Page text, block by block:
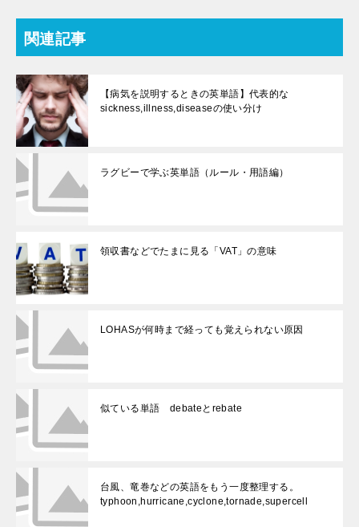
関連記事
【病気を説明するときの英単語】代表的な
sickness,illness,diseaseの使い分け
ラグビーで学ぶ英単語（ルール・用語編）
領収書などでたまに見る「VAT」の意味
LOHASが何時まで経っても覚えられない原因
似ている単語 debateとrebate
台風、竜巻などの英語をもう一度整理する。
typhoon,hurricane,cyclone,tornade,supercell